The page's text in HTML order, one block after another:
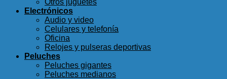
Otros juguetes
Electrónicos
Audio y video
Celulares y telefonía
Oficina
Relojes y pulseras deportivas
Peluches
Peluches gigantes
Peluches medianos